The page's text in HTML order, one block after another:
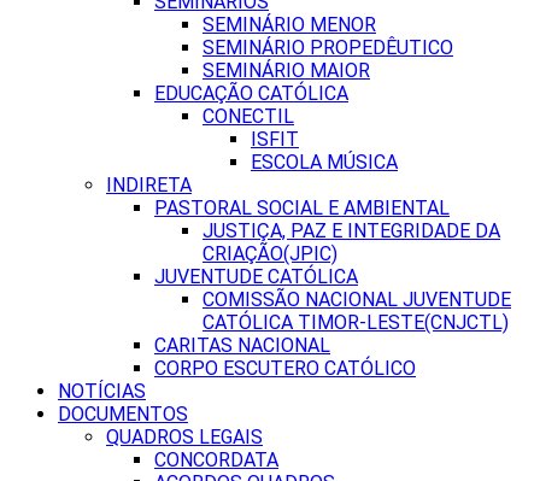
SEMINÁRIO MENOR
SEMINÁRIO PROPEDÊUTICO
SEMINÁRIO MAIOR
EDUCAÇÃO CATÓLICA
CONECTIL
ISFIT
ESCOLA MÚSICA
INDIRETA
PASTORAL SOCIAL E AMBIENTAL
JUSTIÇA, PAZ E INTEGRIDADE DA
CRIAÇÃO(JPIC)
JUVENTUDE CATÓLICA
COMISSÃO NACIONAL JUVENTUDE
CATÓLICA TIMOR-LESTE(CNJCTL)
CARITAS NACIONAL
CORPO ESCUTERO CATÓLICO
NOTÍCIAS
DOCUMENTOS
QUADROS LEGAIS
CONCORDATA